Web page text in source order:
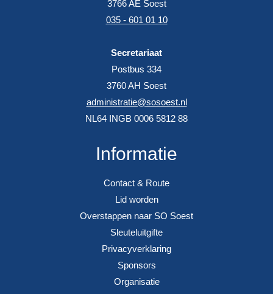
3766 AE Soest
035 - 601 01 10
Secretariaat
Postbus 334
3760 AH Soest
administratie@sosoest.nl
NL64 INGB 0006 5812 88
Informatie
Contact & Route
Lid worden
Overstappen naar SO Soest
Sleuteluitgifte
Privacyverklaring
Sponsors
Organisatie